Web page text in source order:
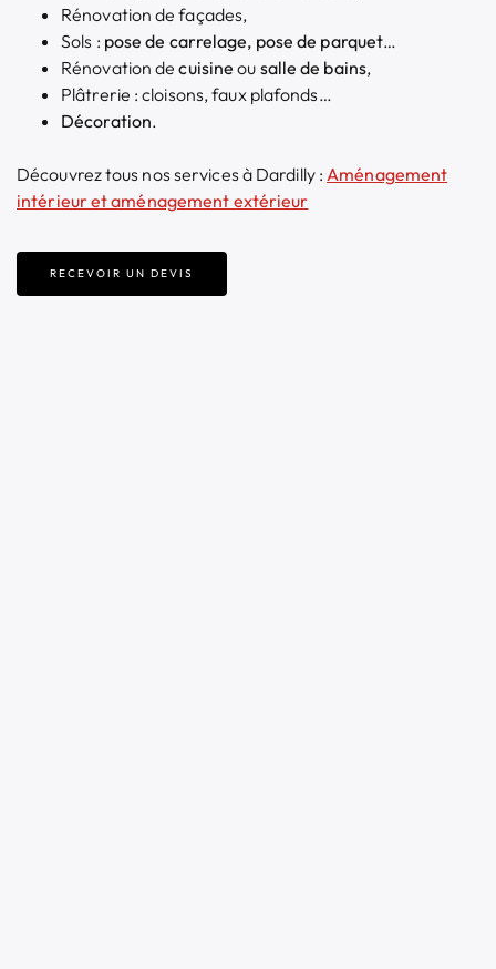
Rénovation de façades,
Sols : pose de carrelage, pose de parquet…
Rénovation de cuisine ou salle de bains,
Plâtrerie : cloisons, faux plafonds…
Décoration.
Découvrez tous nos services à Dardilly : Aménagement
intérieur et aménagement extérieur
RECEVOIR UN DEVIS